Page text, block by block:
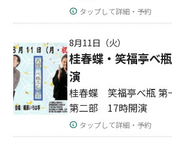
タップして詳細・予約
8月11日（火）
桂春蝶・笑福亭べ
演
桂春蝶 笑福亭べ瓶
第二部 17時開演
タップして詳細・予約